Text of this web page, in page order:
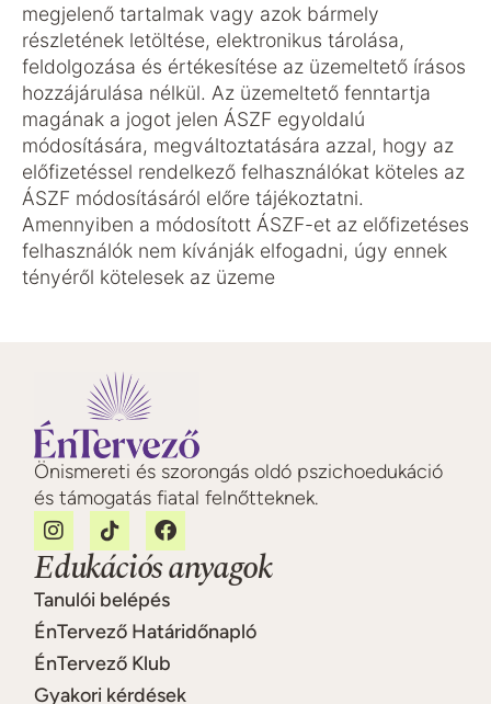
megjelenő tartalmak vagy azok bármely
részletének letöltése, elektronikus tárolása,
feldolgozása és értékesítése az üzemeltető írásos
hozzájárulása nélkül. Az üzemeltető fenntartja
magának a jogot jelen ÁSZF egyoldalú
módosítására, megváltoztatására azzal, hogy az
előfizetéssel rendelkező felhasználókat köteles az
ÁSZF módosításáról előre tájékoztatni.
Amennyiben a módosított ÁSZF-et az előfizetéses
felhasználók nem kívánják elfogadni, úgy ennek
tényéről kötelesek az üzeme
Önismereti és szorongás oldó pszichoedukáció
és támogatás fiatal felnőtteknek.
Edukációs anyagok
Tanulói belépés
ÉnTervező Határidőnapló
ÉnTervező Klub
Gyakori kérdések